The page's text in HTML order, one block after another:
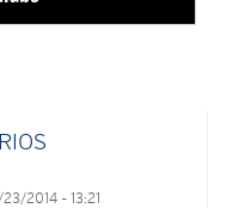
2014 - 13:21